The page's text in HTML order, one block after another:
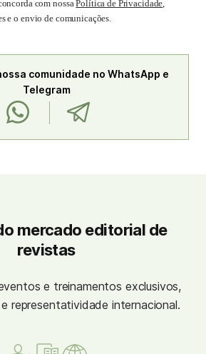
com nossaPolítica de Privacidade,
e o envio de comunicações.
comunidade no WhatsApp e
Telegram
mercado editorial de
revistas
e treinamentos exclusivos,
representatividade internacional.